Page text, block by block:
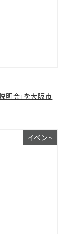
明会」を大阪市
イベント